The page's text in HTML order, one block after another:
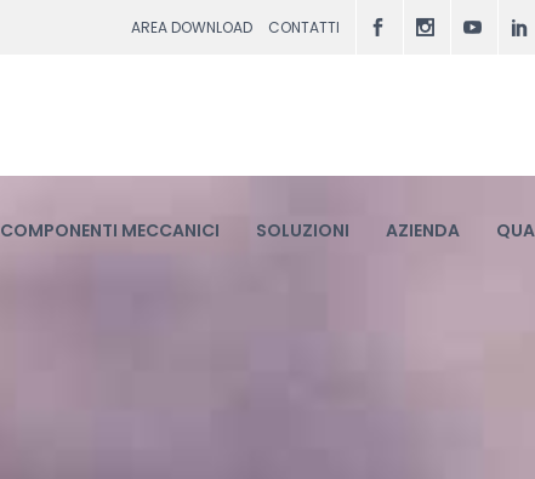
AREA DOWNLOAD CONTATTI
COMPONENTI MECCANICI SOLUZIONI AZIENDA